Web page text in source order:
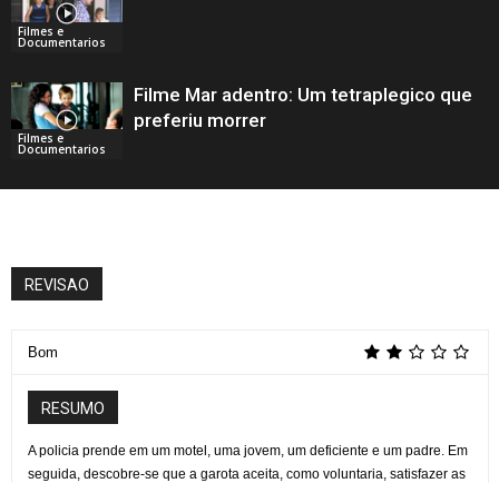
Filmes e
Documentarios
Filmes e
Documentarios
Filme Mar adentro: Um tetraplegico que
preferiu morrer
REVISAO
Bom
RESUMO
A policia prende em um motel, uma jovem, um deficiente e um padre. Em
seguida, descobre-se que a garota aceita, como voluntaria, satisfazer as